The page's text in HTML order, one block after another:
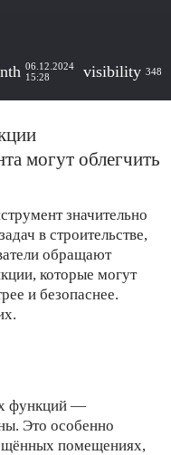
06.12.2024
15:28
visibility 348
могут облегчить
значительно
в строительстве,
обращают
которые могут
и безопаснее.
функций —
Это особенно
помещениях,